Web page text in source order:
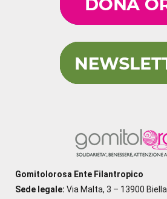
Gomitolorosa Ente Filantropico
Sede legale: Via Malta, 3 – 13900 Biella